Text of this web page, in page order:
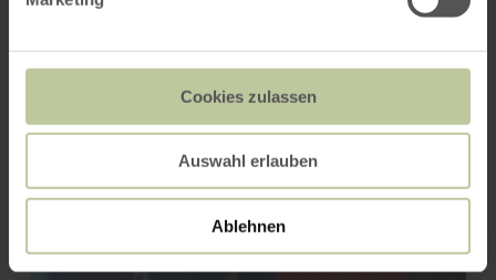
Cookies zulassen
Auswahl erlauben
Ablehnen
die persönliche Entwicklung der jungen Menschen.
AUSBILDUNG